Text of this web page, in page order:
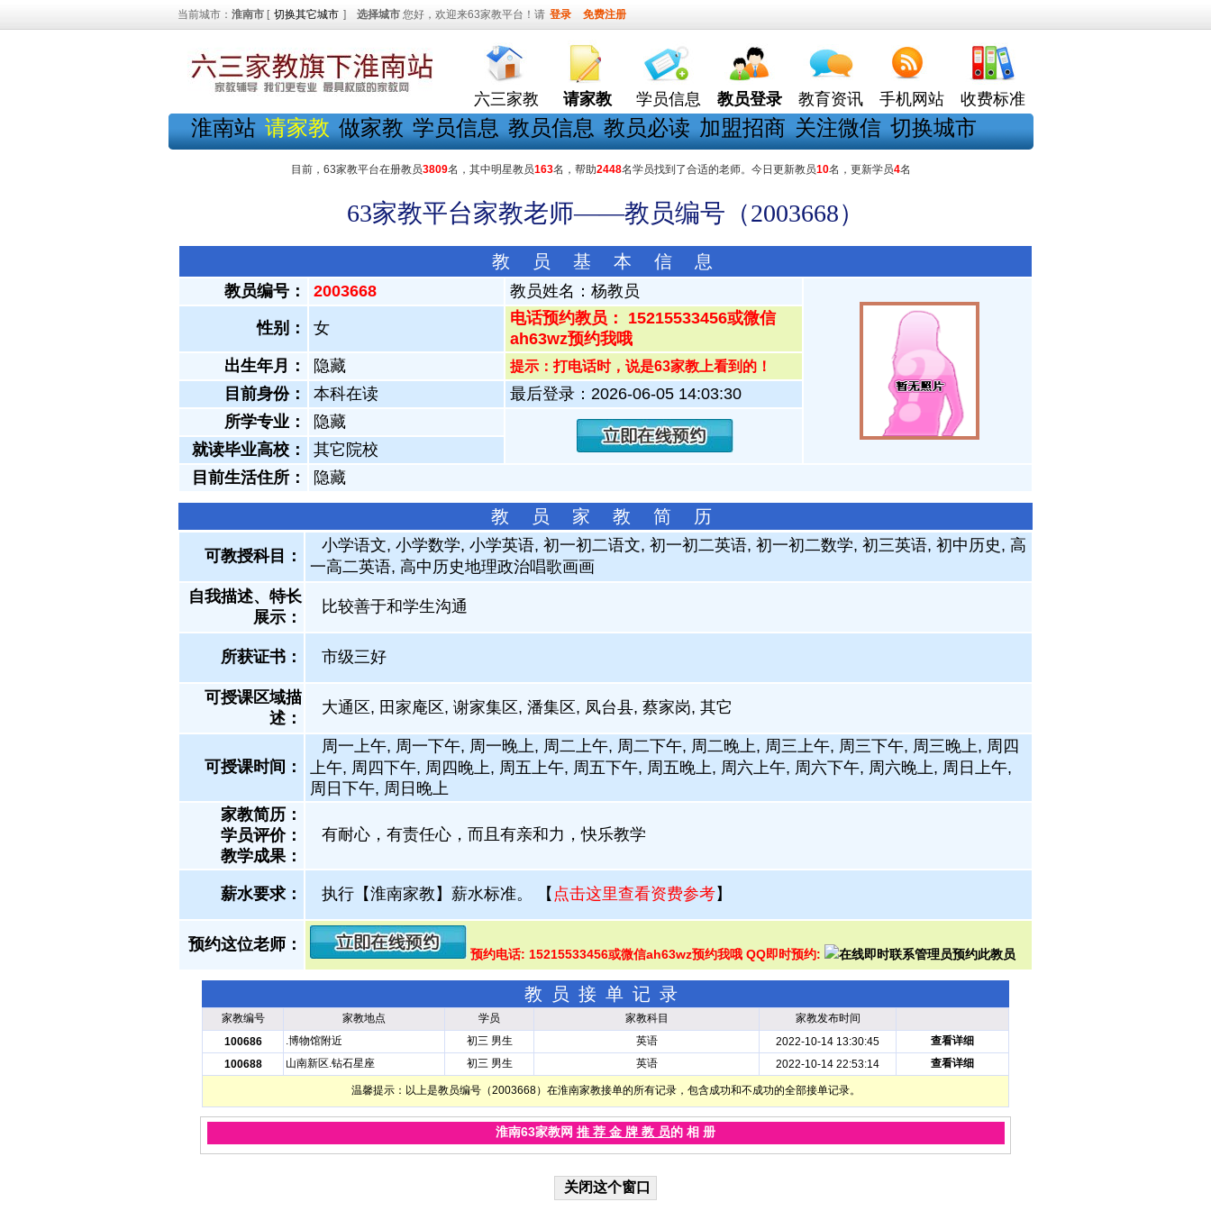
当前城市： 淮南市 [ 切换其它城市 ] 选择城市 您好，欢迎来63家教平台！请 登录 免费注册
六三家教 请家教 学员信息 教员登录 教育资讯 手机网站 收费标准
淮南站 请家教 做家教 学员信息 教员信息 教员必读 加盟招商 关注微信 切换城市
目前，63家教平台在册教员3809名，其中明星教员163名，帮助2448名学员找到了合适的老师。今日更新教员10名，更新学员4名
63家教平台家教老师——教员编号（2003668）
教 员 基 本 信 息
教员编号： 2003668 教员姓名： 杨教员
性别： 女
电话预约教员： 15215533456或微信
ah63wz预约我哦
出生年月：
隐藏 提示：打电话时，说是63家教上看到的！
目前身份： 本科在读
最后登录：2026-06-05 14:03:30
所学专业：
隐藏
就读毕业高校：
其它院校
目前生活住所：
隐藏
教 员 家 教 简 历
可教授科目：
小学语文, 小学数学, 小学英语, 初一初二语文, 初一初二英语, 初一初二数学, 初三英语, 初中历史, 高
一高二英语, 高中历史地理政治唱歌画画
自我描述、特长
展示 ：
比较善于和学生沟通
所获证书 ： 市级三好
可授课区域描
述：
大通区, 田家庵区, 谢家集区, 潘集区, 凤台县, 蔡家岗, 其它
可授课时间：
周一上午, 周一下午, 周一晚上, 周二上午, 周二下午, 周二晚上, 周三上午, 周三下午, 周三晚上, 周四
上午, 周四下午, 周四晚上, 周五上午, 周五下午, 周五晚上, 周六上午, 周六下午, 周六晚上, 周日上午,
周日下午, 周日晚上
家教简历：
学员评价：
教学成果：
有耐心，有责任心，而且有亲和力，快乐教学
薪水要求： 执行【淮南家教】薪水标准。 【 点击这里查看资费参考】
预约这位老师：
预约电话: 15215533456或微信ah63wz预约我哦 QQ即时预约:
教员接单记录
家教编号 家教地点 学员 家教科目
家教发布时间
100686
.博物馆附近 初三 男生 英语 2022-10-14 13:30:45
查看详细
100688
山南新区.钻石星座 初三 男生 英语 2022-10-14 22:53:14 查看详细
温馨提示：以上是教员编号（2003668）在淮南家教接单的所有记录，包含成功和不成功的全部接单记录。
淮南63家教网 推 荐 金 牌 教 员的 相 册